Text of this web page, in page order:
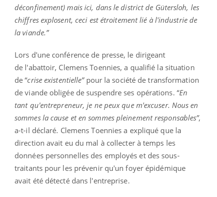
déconfinement) mais ici, dans le district de Gütersloh, les
chiffres explosent, ceci est étroitement lié à l'industrie de
la viande.”
Lors d'une conférence de presse, le dirigeant
de l'abattoir, Clemens Toennies, a qualifié la situation
de “crise existentielle”pour la société de transformation
de viande obligée de suspendre ses opérations. “En
tant qu'entrepreneur, je ne peux que m'excuser. Nous en
sommes la cause et en sommes pleinement responsables”,
a-t-il déclaré. Clemens Toennies a expliqué que la
direction avait eu du mal à collecter à temps les
données personnelles des employés et des sous-
traitants pour les prévenir qu'un foyer épidémique
avait été détecté dans l'entreprise.